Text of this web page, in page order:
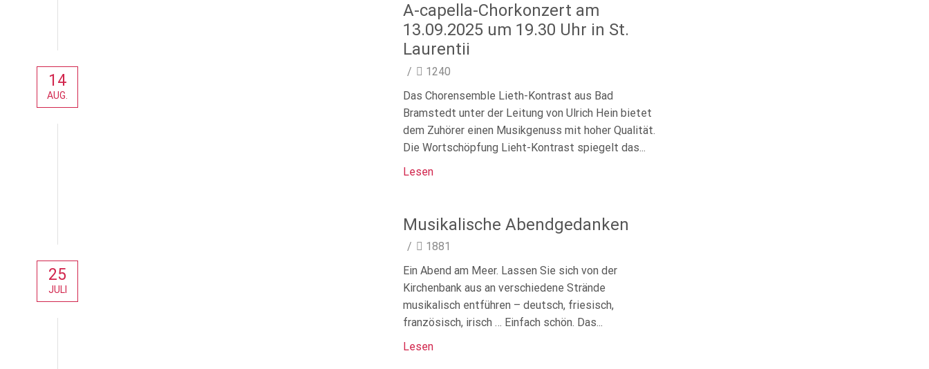
A-capella-Chorkonzert am
13.09.2025 um 19.30 Uhr in St.
Laurentii
/
1240
Das Chorensemble Lieth-Kontrast aus Bad
Bramstedt unter der Leitung von Ulrich Hein bietet
dem Zuhörer einen Musikgenuss mit hoher Qualität.
Die Wortschöpfung Lieht-Kontrast spiegelt das...
Lesen
14
AUG.
Musikalische Abendgedanken
/
1881
Ein Abend am Meer. Lassen Sie sich von der
Kirchenbank aus an verschiedene Strände
musikalisch entführen – deutsch, friesisch,
französisch, irisch … Einfach schön. Das...
Lesen
25
JULI